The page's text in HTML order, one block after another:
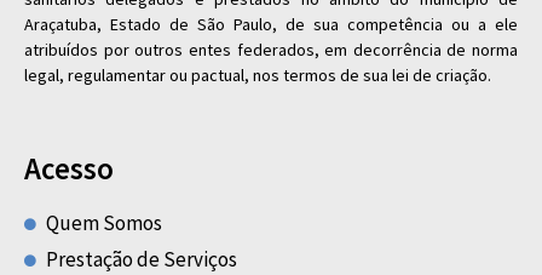
Araçatuba, Estado de São Paulo, de sua competência ou a ele
atribuídos por outros entes federados, em decorrência de norma
legal, regulamentar ou pactual, nos termos de sua lei de criação.
Acesso
Quem Somos
Prestação de Serviços